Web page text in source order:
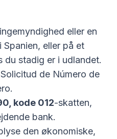
eller en
eller på et
du stadig er i udlandet.
Solicitud de Número de
.
kode 012-skatten,
bank.
den økonomiske,